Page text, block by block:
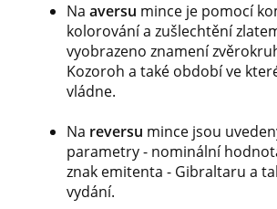
Na aversu mince je pomocí
kolorování a zušlechtění
vyobrazeno znamení
Kozoroh a také období ve
vládne.
Na reversu mince jsou
parametry - nominální
znak emitenta - Gibraltaru a
vydání.